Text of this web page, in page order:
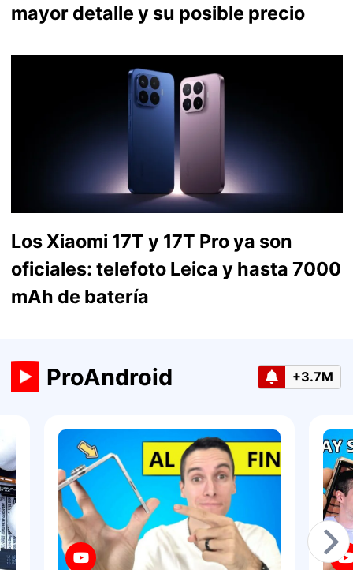
mayor detalle y su posible precio
Los Xiaomi 17T y 17T Pro ya son
oficiales: telefoto Leica y hasta 7000
mAh de batería
ProAndroid +3.7M